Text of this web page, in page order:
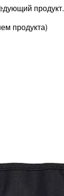
продукт.
продукта)